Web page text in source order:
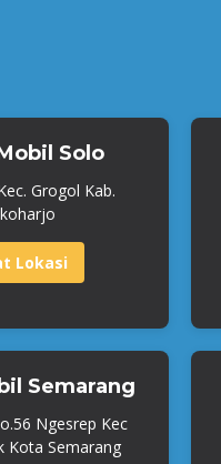
Solo
Grogol Kab.
Lokasi
Semarang
Ngesrep Kec
Kota Semarang